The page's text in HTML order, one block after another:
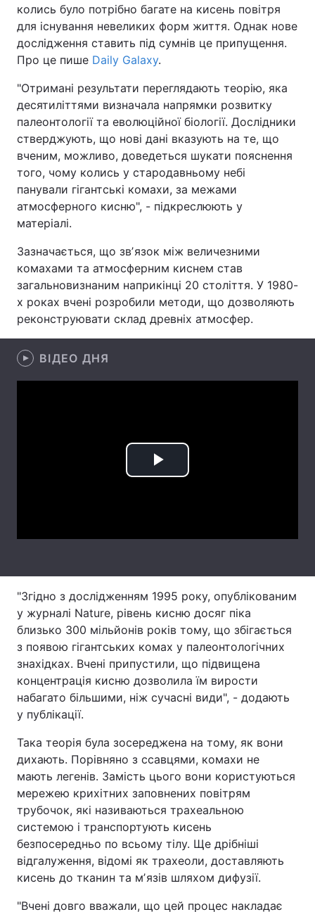
Економіка Світ
Техно і зв'язок Лайт
Зброя Інциденти
Здоров'я Туризм
Цікавинки Погода
Лонгріди
Відео з Youtube Статті
Інтерв'ю Думки
Архів
колись було потрібно багате на кисень повітря
для існування невеликих форм життя. Однак нове
дослідження ставить під сумнів це припущення.
Про це пише Daily Galaxy.
"Отримані результати переглядають теорію, яка
десятиліттями визначала напрямки розвитку
палеонтології та еволюційної біології. Дослідники
стверджують, що нові дані вказують на те, що
вченим, можливо, доведеться шукати пояснення
того, чому колись у стародавньому небі
панували гігантські комахи, за межами
атмосферного кисню", - підкреслюють у
матеріалі.
Зазначається, що звʼязок між величезними
комахами та атмосферним киснем став
загальновизнаним наприкінці 20 століття. У 1980-
х роках вчені розробили методи, що дозволяють
реконструювати склад древніх атмосфер.
ВІДЕО ДНЯ
Play
"Згідно з дослідженням 1995 року, опублікованим
у журналі Nature, рівень кисню досяг піка
близько 300 мільйонів років тому, що збігається
з появою гігантських комах у палеонтологічних
знахідках. Вчені припустили, що підвищена
концентрація кисню дозволила їм вирости
набагато більшими, ніж сучасні види", - додають
у публікації.
Така теорія була зосереджена на тому, як вони
дихають. Порівняно з ссавцями, комахи не
мають легенів. Замість цього вони користуються
мережею крихітних заповнених повітрям
трубочок, які називаються трахеальною
системою і транспортують кисень
безпосередньо по всьому тілу. Ще дрібніші
відгалуження, відомі як трахеоли, доставляють
кисень до тканин та мʼязів шляхом дифузії.
"Вчені довго вважали, що цей процес накладає